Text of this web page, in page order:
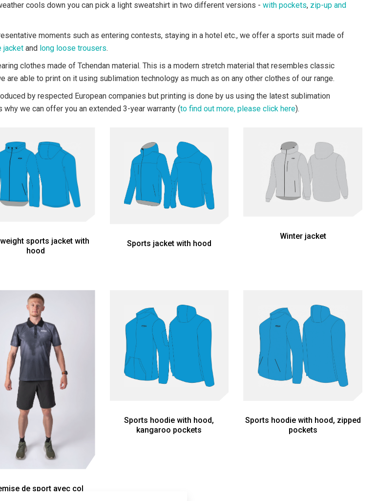
cools down you can pick a light sweatshirt in two different versions - with pockets, zip-up and
moments such as entering contests, staying in a hotel etc., we offer a sports suit made of
jacket and long loose trousers.
clothes made of Tchendan material. This is a modern stretch material that resembles classic
are able to print on it using sublimation technology as much as on any other clothes of our range.
by respected European companies but printing is done by us using the latest sublimation
why we can offer you an extended 3-year warranty (to find out more, please click here).
sports jacket with
hood
Sports jacket with hood
Winter jacket
de sport avec col
Sports hoodie with hood,
kangaroo pockets
Sports hoodie with hood, zipped
pockets